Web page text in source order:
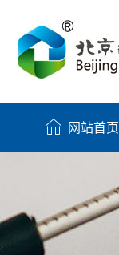
网站首页